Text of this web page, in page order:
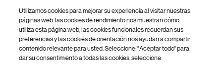
Footer Site Search
Utilizamos cookies para mejorar su experiencia al visitar nuestras
páginas web: las cookies de rendimiento nos muestran cómo
utiliza esta página web, las cookies funcionales recuerdan sus
preferencias y las cookies de orientación nos ayudan a compartir
contenido relevante para usted. Seleccione: "Aceptar todo" para
dar su consentimiento a todas las cookies, seleccione